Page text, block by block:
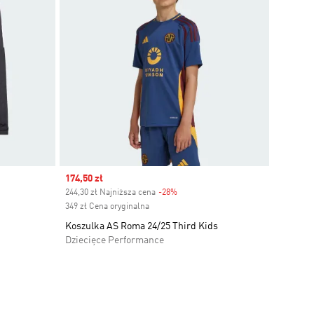
Sale price
174,50 zł
244,30 zł Najniższa cena -28%Discount
349 zł Cena oryginalna
Koszulka AS Roma 24/25 Third Kids
Dziecięce Performance